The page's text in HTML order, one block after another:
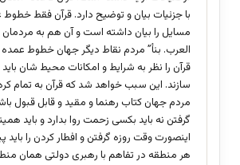
با جزئیات بیان و توضیح دارد. قرآن فقط
مسایل را بیان داشته است و آن هم به مردمان
العرب. بنأ” مردم نقاط دیگر جهان خطوط
قرآن را نظر به شرایط و امکانات محیط شان باید
سازند. این سبب خواهد شد که قرآن به تمام
مردم جهان کتاب رهنما و مقید و قابل قبول
گرفتن نه باید بکسی زحمت روا بدارد و باید
اینصورت وقت روزه گرفتن و افطار کردن را
هر منطقه در تفاهم با رهبری دولتی همان